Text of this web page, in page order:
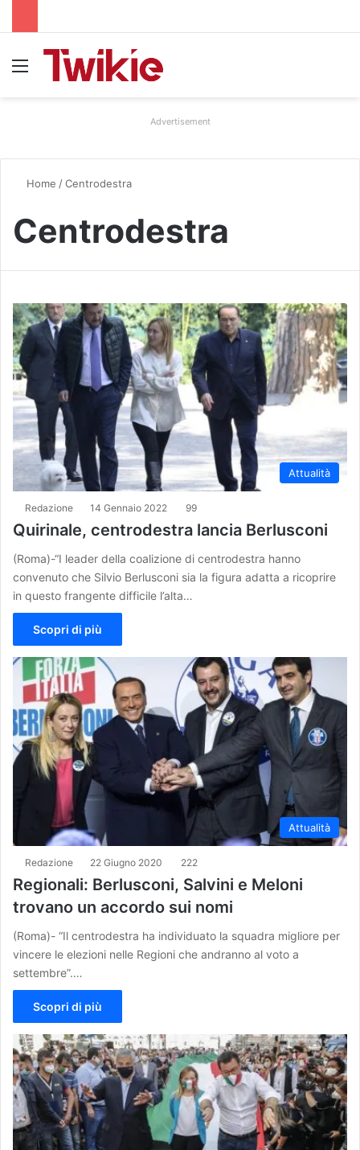
Advertisement
Home /Centrodestra
Centrodestra
Attualità
Redazione 14 Gennaio 2022 99
Quirinale, centrodestra lancia Berlusconi
(Roma)-“I leader della coalizione di centrodestra hanno
convenuto che Silvio Berlusconi sia la figura adatta a ricoprire
in questo frangente difficile l’alta…
Scopri di più
Attualità
Redazione 22 Giugno 2020 222
Regionali: Berlusconi, Salvini e Meloni
trovano un accordo sui nomi
(Roma)- “Il centrodestra ha individuato la squadra migliore per
vincere le elezioni nelle Regioni che andranno al voto a
settembre”.…
Scopri di più